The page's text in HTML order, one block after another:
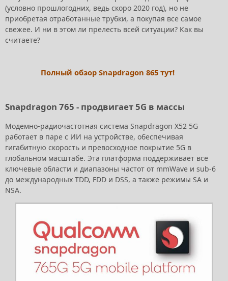
(условно прошлогодних, ведь скоро 2020 год), но не
приобретая отработанные трубки, а покупая все самое
свежее. И ни в этом ли прелесть всей ситуации? Как вы
считаете?
Полный обзор Snapdragon 865 тут!
Snapdragon 765 - продвигает 5G в массы
Модемно-радиочастотная система Snapdragon X52 5G
работает в паре с ИИ на устройстве, обеспечивая
гигабитную скорость и превосходное покрытие 5G в
глобальном масштабе. Эта платформа поддерживает все
ключевые области и диапазоны частот от mmWave и sub-6
до международных TDD, FDD и DSS, а также режимы SA и
NSA.